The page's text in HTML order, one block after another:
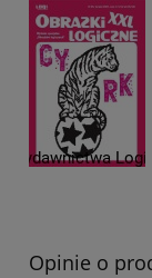
Opinie o